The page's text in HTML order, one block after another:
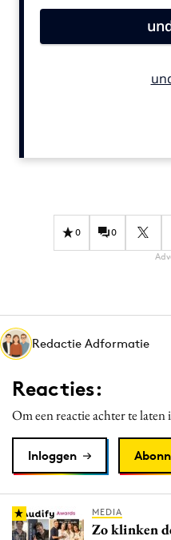
Campagnes
Design
Gedragsverandering
Media
PR
Programmatic
Purpose Marketing
Reputatie & crisis
0 0
Redactie Adformatie
Reacties:
Om een reactie achter te laten
Inloggen
MEDIA
Zo klinken